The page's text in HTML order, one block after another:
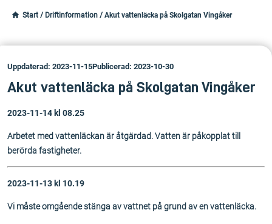
Start / Driftinformation / Akut vattenläcka på Skolgatan Vingåker
Uppdaterad: 2023-11-15Publicerad: 2023-10-30
Akut vattenläcka på Skolgatan Vingåker
2023-11-14 kl 08.25
Arbetet med vattenläckan är åtgärdad. Vatten är påkopplat till
berörda fastigheter.
2023-11-13 kl 10.19
Vi måste omgående stänga av vattnet på grund av en vattenläcka.